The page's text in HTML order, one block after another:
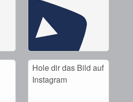
Hole dir das Bild auf
Instagram